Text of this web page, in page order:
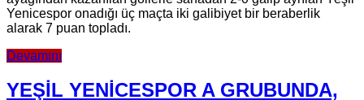
Yenicespor onadığı üç maçta iki galibiyet bir beraberlik
alarak 7 puan topladı.
Devamını
YEŞİL YENİCESPOR A GRUBUNDA,